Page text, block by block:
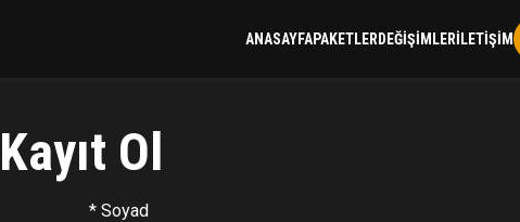
ANASAYFAPAKETLER DEĞİŞİMLERİLETİŞİM
Kayıt Ol
* Soyad